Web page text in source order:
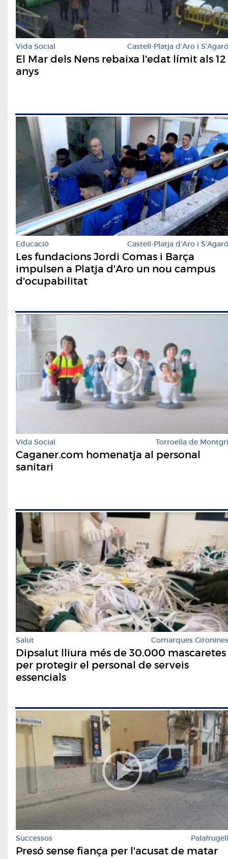
Vida Social Castell-Platja d'Aro i S'Agaró
El Mar dels Nens rebaixa l'edat límit als 12
anys
Educació Castell-Platja d'Aro i S'Agaró
Les fundacions Jordi Comas i Barça
impulsen a Platja d'Aro un nou campus
d'ocupabilitat
Vida Social Torroella de Montgrí
Caganer.com homenatja al personal
sanitari
Salut Comarques Gironines
Dipsalut lliura més de 30.000 mascaretes
per protegir el personal de serveis
essencials
Successos Palafrugell
Presó sense fiança per l'acusat de matar